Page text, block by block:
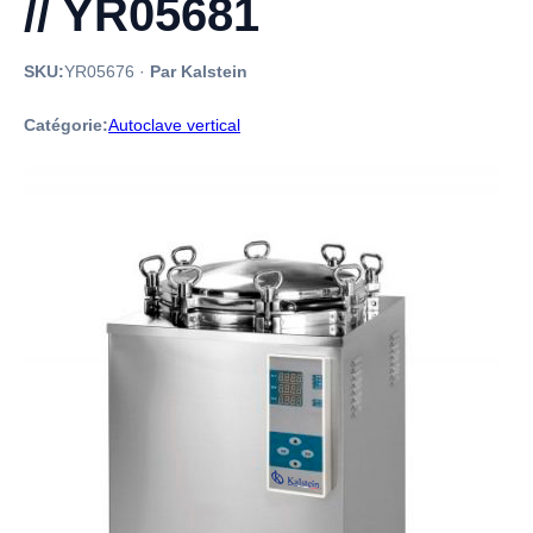
// YR05681
SKU:YR05676 · Par Kalstein
Catégorie:Autoclave vertical